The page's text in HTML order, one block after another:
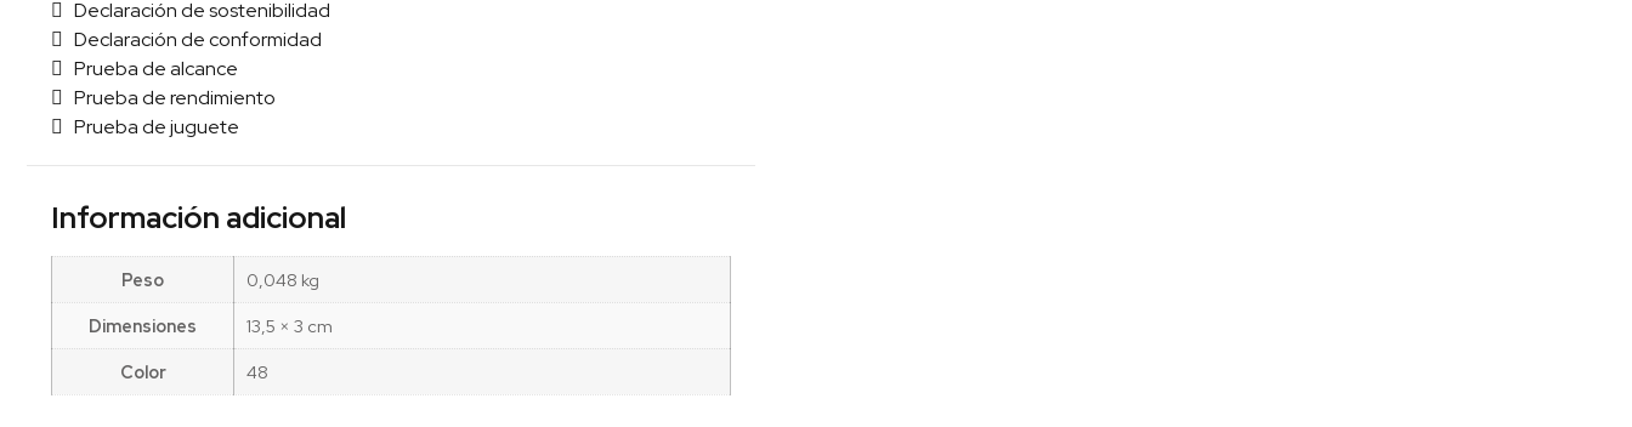
Declaración de sostenibilidad
Declaración de conformidad
Prueba de alcance
Prueba de rendimiento
Prueba de juguete
Información adicional
Peso
0,048 kg
Dimensiones
13,5 × 3 cm
Color
48